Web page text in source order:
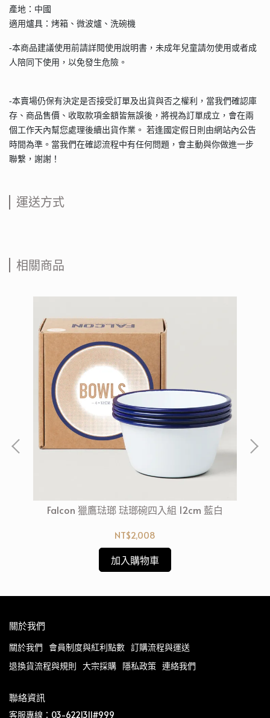
產地：中國
適用爐具：烤箱、微波爐、洗碗機
-本商品建議使用前請詳閱使用說明書，未成年兒童請勿使用或者成
人陪同下使用，以免發生危險。
-本賣場仍保有決定是否接受訂單及出貨與否之權利，當我們確認庫
存、商品售價、收取款項金額皆無誤後，將視為訂單成立，會在兩
個工作天內幫您處理後續出貨作業。 若逢國定假日則由網站內公告
時間為準。當我們在確認流程中有任何問題，會主動與你做進一步
聯繫，謝謝！
運送方式
相關商品
Falcon 獵鷹琺瑯 琺瑯碗四入組 12cm 藍白
NT$2,008
加入購物車
關於我們
關於我們 會員制度與紅利點數 訂購流程與運送
退換貨流程與規則 大宗採購 隱私政策 連絡我們
聯絡資訊
客服專線：03-6221311#999